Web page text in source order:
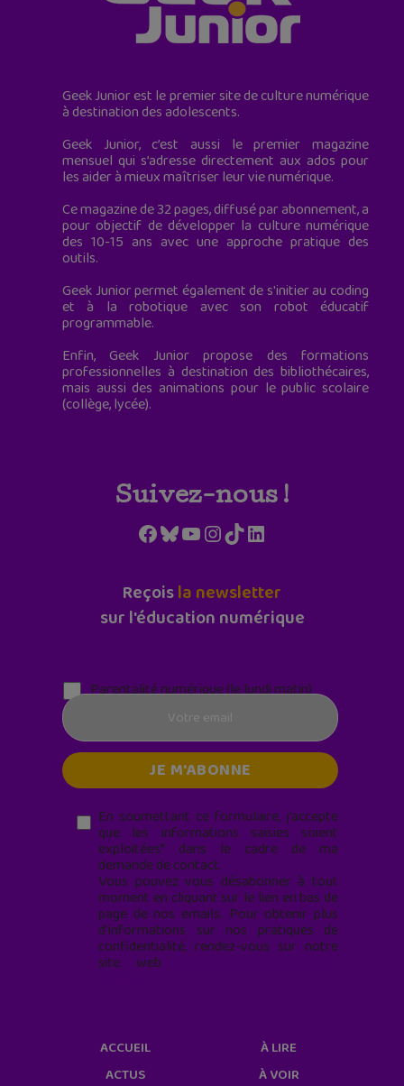
Geek Junior est le premier site de culture numérique
à destination des adolescents.
Geek Junior, c’est aussi le premier magazine
mensuel qui s’adresse directement aux ados pour
les aider à mieux maîtriser leur vie numérique.
Ce magazine de 32 pages, diffusé par abonnement, a
pour objectif de développer la culture numérique
des 10-15 ans avec une approche pratique des
outils.
Geek Junior permet également de s'initier au coding
et à la robotique avec son robot éducatif
programmable.
Enfin, Geek Junior propose des formations
professionnelles à destination des bibliothécaires,
mais aussi des animations pour le public scolaire
(collège, lycée).
Suivez-nous !
Facebook
Bluesky
YouTube
Instagram
TikTokLinkedIn
Reçoisla newsletter
sur l'éducation numérique
Parentalité numérique (le lundi matin)
En soumettant ce formulaire, j’accepte
que les informations saisies soient
exploitées* dans le cadre de ma
demande de contact.
Vous pouvez vous désabonner à tout
moment en cliquant sur le lien en bas de
page de nos emails. Pour obtenir plus
d'informations sur nos pratiques de
confidentialité, rendez-vous sur notre
site web
ACCUEIL
ACTUS
À LIRE
À VOIR